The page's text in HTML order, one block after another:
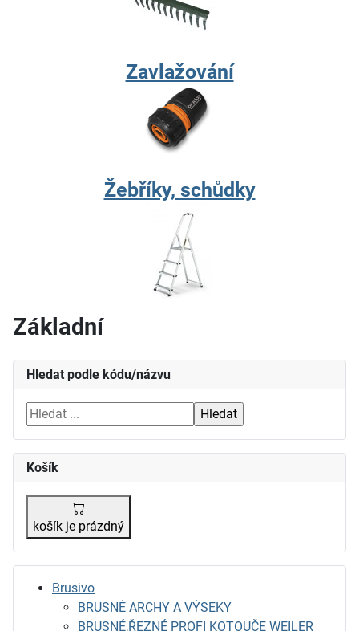
Hledat podle kódu/názvu
Košík
košík je prázdný
Brusivo
BRUSNÉ ARCHY A VÝSEKY
BRUSNÉ,ŘEZNÉ PROFI KOTOUČE WEILER
Zavlažování
Žebříky, schůdky
Základní